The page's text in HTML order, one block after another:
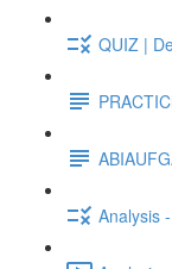
QUIZ |
Analysis